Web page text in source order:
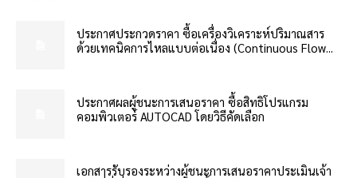
ประกาศประกวดราคา ซื้อเครื่องวิเคราะห์ปริมาณสาร
ด้วยเทคนิคการไหลแบบต่อเนื่อง (Continuous Flow...
ประกาศผลผู้ชนะการเสนอราคา ซื้อสิทธิโปรแกรม
คอมพิวเตอร์ AUTOCAD โดยวิธีคัดเลือก
เอกสารรับรองระหว่างผู้ชนะการเสนอราคาประเมินเจ้า